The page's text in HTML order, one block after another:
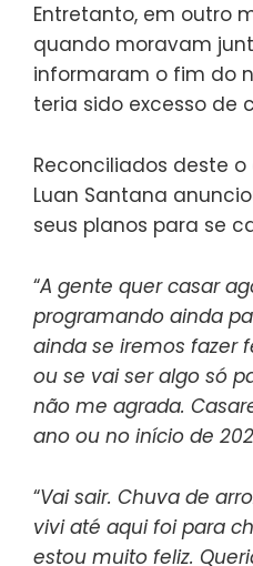
Entretanto, em outro
quando moravam
informaram o fim do
teria sido excesso de
Reconciliados deste
Luan Santana
seus planos para se
“A gente quer casar
programando ainda
ainda se iremos fazer
ou se vai ser algo só
não me agrada.
ano ou no início de
“Vai sair. Chuva de
vivi até aqui foi para
estou muito feliz.